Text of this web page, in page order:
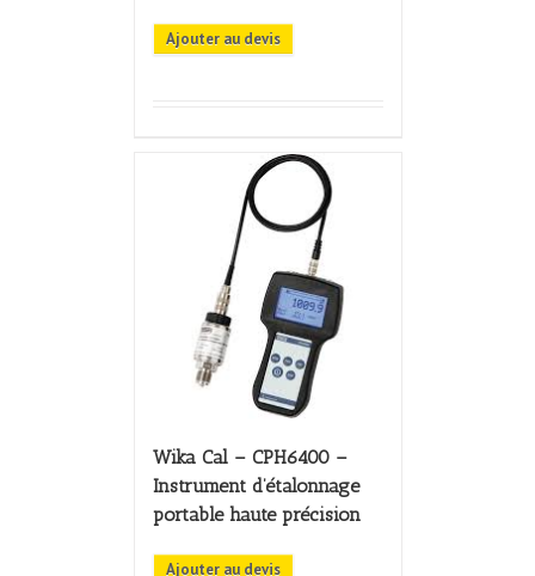
Ajouter au devis
Wika Cal – CPH6400 –
Instrument d’étalonnage
portable haute précision
Ajouter au devis